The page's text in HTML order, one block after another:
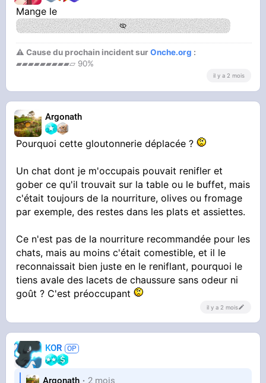
Mange le
⚠ Cause du prochain incident surOnche.org :
▰▰▰▰▰▰▰▰▰▱ 90%
il y a 2 mois
Argonath
Pourquoi cette gloutonnerie déplacée ?
Un chat dont je m'occupais pouvait renifler et
gober ce qu'il trouvait sur la table ou le buffet, mais
c'était toujours de la nourriture, olives ou fromage
par exemple, des restes dans les plats et assiettes.
Ce n'est pas de la nourriture recommandée pour les
chats, mais au moins c'était comestible, et il le
reconnaissait bien juste en le reniflant, pourquoi le
tiens avale des lacets de chaussure sans odeur ni
goût ? C'est préoccupant
il y a 2 mois
KOR
Argonath 2 mois